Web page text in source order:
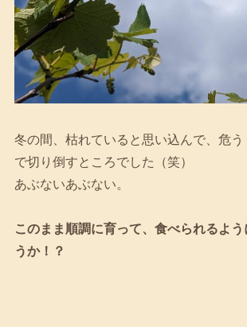
冬の間、枯れていると思い込んで、危
で切り倒すところでした（笑）
あぶないあぶない。
このまま順調に育って、食べられるよう
うか！？